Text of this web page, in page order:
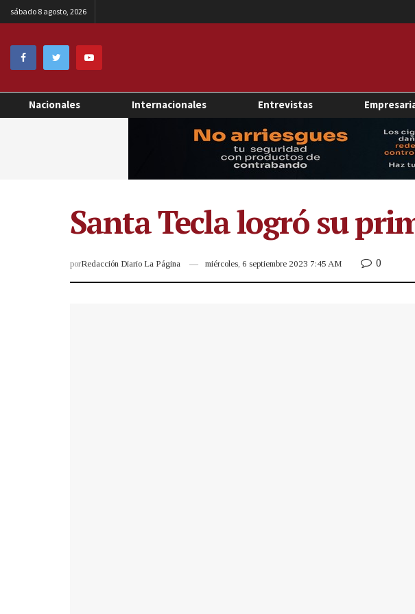
sábado 8 agosto, 2026
Nacionales Internacionales Entrevistas
Santa Tecla logró su
porRedacción Diario La Página miércoles, 6 septiembre 2023 7:45 AM 0